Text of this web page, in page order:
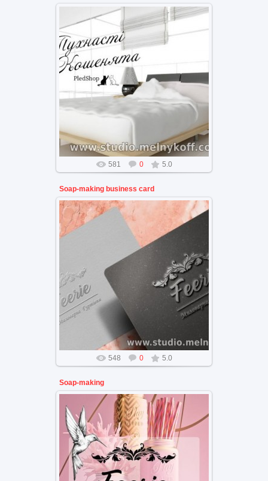
Дизайн бренда магазина
постельного белья
581 0 5.0
Soap-making business card
логотип , бренд для визитки
мыловарной мастерской
548 0 5.0
Soap-making
Брендинг мыловарной
мастерской